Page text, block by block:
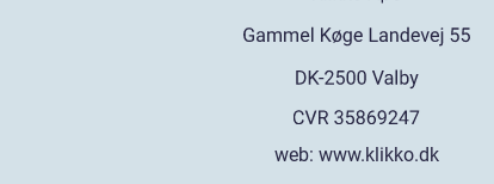
web:www.klikko.dk